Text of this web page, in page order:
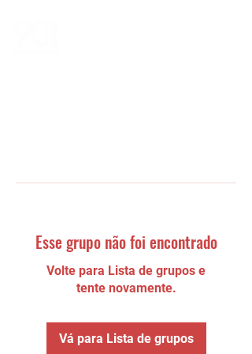
Esse grupo não foi encontrado
Volte para Lista de grupos e
tente novamente.
Vá para Lista de grupos